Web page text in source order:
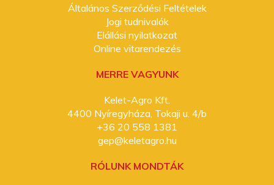
Általános Szerződési Feltételek
Jogi tudnivalók
Elállási nyilatkozat
Online vitarendezés
MERRE VAGYUNK
Kelet-Agro Kft.
4400 Nyíregyháza, Tokaji u. 4/b
+36 20 558 1381
gep@keletagro.hu
RÓLUNK MONDTÁK